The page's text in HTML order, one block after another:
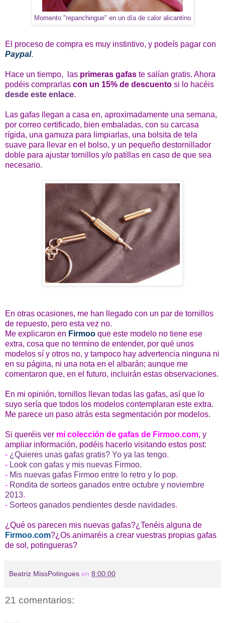
Momento "repanchingue" en un día de calor alicantino
El proceso de compra es muy instintivo, y podeís pagar con
Paypal.
Hace un tiempo, las primeras gafas te salían gratis. Ahora
podéis comprarlas con un 15% de descuento si lo hacéis
desde este enlace.
Las gafas llegan a casa en, aproximadamente una semana,
por correo certificado, bien embaladas, con su carcasa
rígida, una gamuza para limpiarlas, una bolsita de tela
suave para llevar en el bolso, y un pequeño destornillador
doble para ajustar tornillos y/o patillas en caso de que sea
necesario.
En otras ocasiones, me han llegado con un par de tornillos
de repuesto, pero esta vez no.
Me explicaron en Firmoo que este modelo no tiene ese
extra, cosa que no termino de entender, por qué unos
modelos sí y otros no, y tampoco hay advertencia ninguna ni
en su página, ni una nota en el albarán; aunque me
comentaron que, en el futuro, incluirán estas observaciones.
En mi opinión, tornillos llevan todas las gafas, así que lo
suyo sería que todos los modelos contemplaran este extra.
Me parece un paso atrás esta segmentación por modelos.
Si queréis ver mi colección de gafas de Firmoo.com, y
ampliar información, podéis hacerlo visitando estos post:
- ¿Quieres unas gafas gratis? Yo ya las tengo.
- Look con gafas y mis nuevas Firmoo.
- Mis nuevas gafas Firmoo entre lo retro y lo pop.
- Rondita de sorteos ganados entre octubre y noviembre
2013.
- Sorteos ganados pendientes desde navidades.
¿Qué os parecen mis nuevas gafas?¿Tenéis alguna de
Firmoo.com?¿Os animaréis a crear vuestras propias gafas
de sol, potingueras?
Beatriz MissPotingues en 8:00:00
21 comentarios: